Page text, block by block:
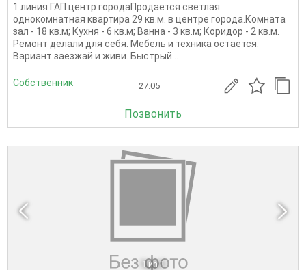
1 линия ГАП центр городаПродается светлая
однокомнатная квартира 29 кв.м. в центре города.Комната
зал - 18 кв.м; Кухня - 6 кв.м; Ванна - 3 кв.м; Коридор - 2 кв.м.
Ремонт делали для себя. Мебель и техника остается.
Вариант заезжай и живи. Быстрый...
Собственник 27.05
Позвонить
1 из 1